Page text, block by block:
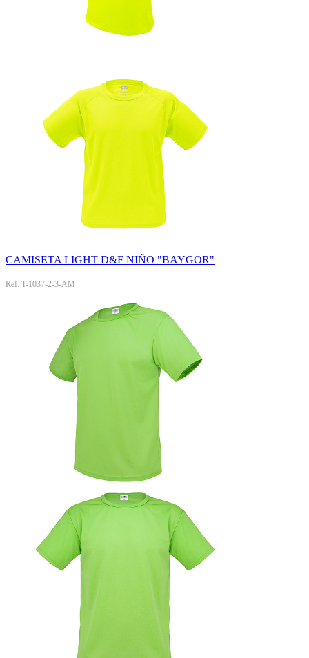
CAMISETA LIGHT D&F NIÑO "BAYGOR"
Ref: T-1037-2-3-AM